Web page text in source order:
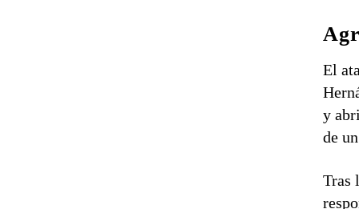
El
y
de
Tras